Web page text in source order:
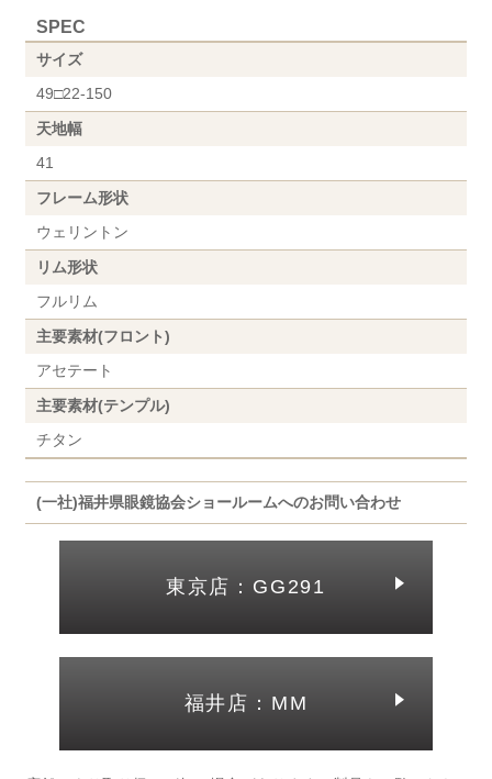
SPEC
サイズ
49□22-150
天地幅
41
フレーム形状
ウェリントン
リム形状
フルリム
主要素材(フロント)
アセテート
主要素材(テンプル)
チタン
(一社)福井県眼鏡協会ショールームへのお問い合わせ
東京店：GG291
福井店：MM